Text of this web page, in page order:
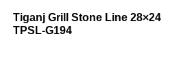
Tiganj Grill Stone Line 28×24
TPSL-G194